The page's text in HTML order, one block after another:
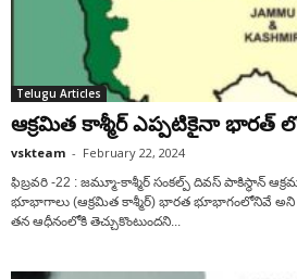
Telugu Articles
ఆక్రమిత కాశ్మీర్ ఎప్పటికైనా
vskteam - February 22, 2024
ఫిబ్ర‌వ‌రి -22 : జమ్మూ-కాశ్మీర్ సంకల్ప్ దివస్ పాకిస్థాన్
భూభాగాలు (ఆక్రమిత కాశ్మీర్) భారత భూభాగంలోనివే అని
తన ఆధీనంలోకి తెచ్చుకొంటుందని...